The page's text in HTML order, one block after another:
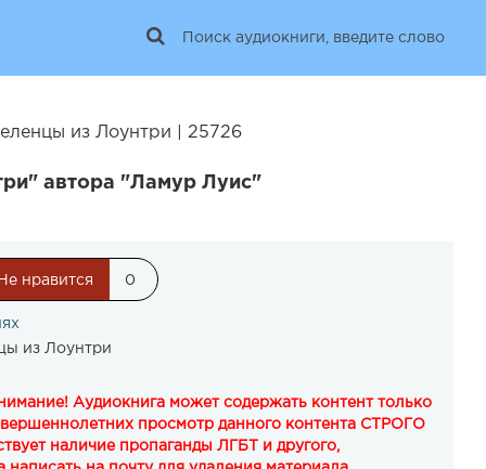
из Лоунтри | 25726
автора "Ламур Луис"
Не нравится 0
из Лоунтри
Аудиокнига может содержать контент только
просмотр данного контента СТРОГО
наличие пропаганды ЛГБТ и другого,